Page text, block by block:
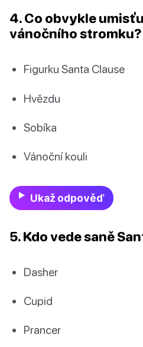
4. Co obvykle
vánočního stromku?
Figurku Santa Clause
Hvězdu
Sobíka
Vánoční kouli
Ukaž odpověď
5. Kdo vede saně
Dasher
Cupid
Prancer